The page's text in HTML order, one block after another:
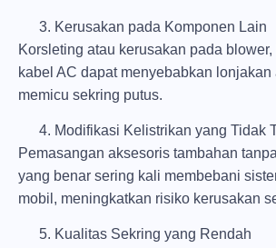
Kerusakan pada Komponen Lain
Korsleting atau kerusakan pada blower,
kabel AC dapat menyebabkan lonjakan
memicu sekring putus.
Modifikasi Kelistrikan yang Tidak
Pemasangan aksesoris tambahan
yang benar sering kali membebani
mobil, meningkatkan risiko kerusakan
Kualitas Sekring yang Rendah